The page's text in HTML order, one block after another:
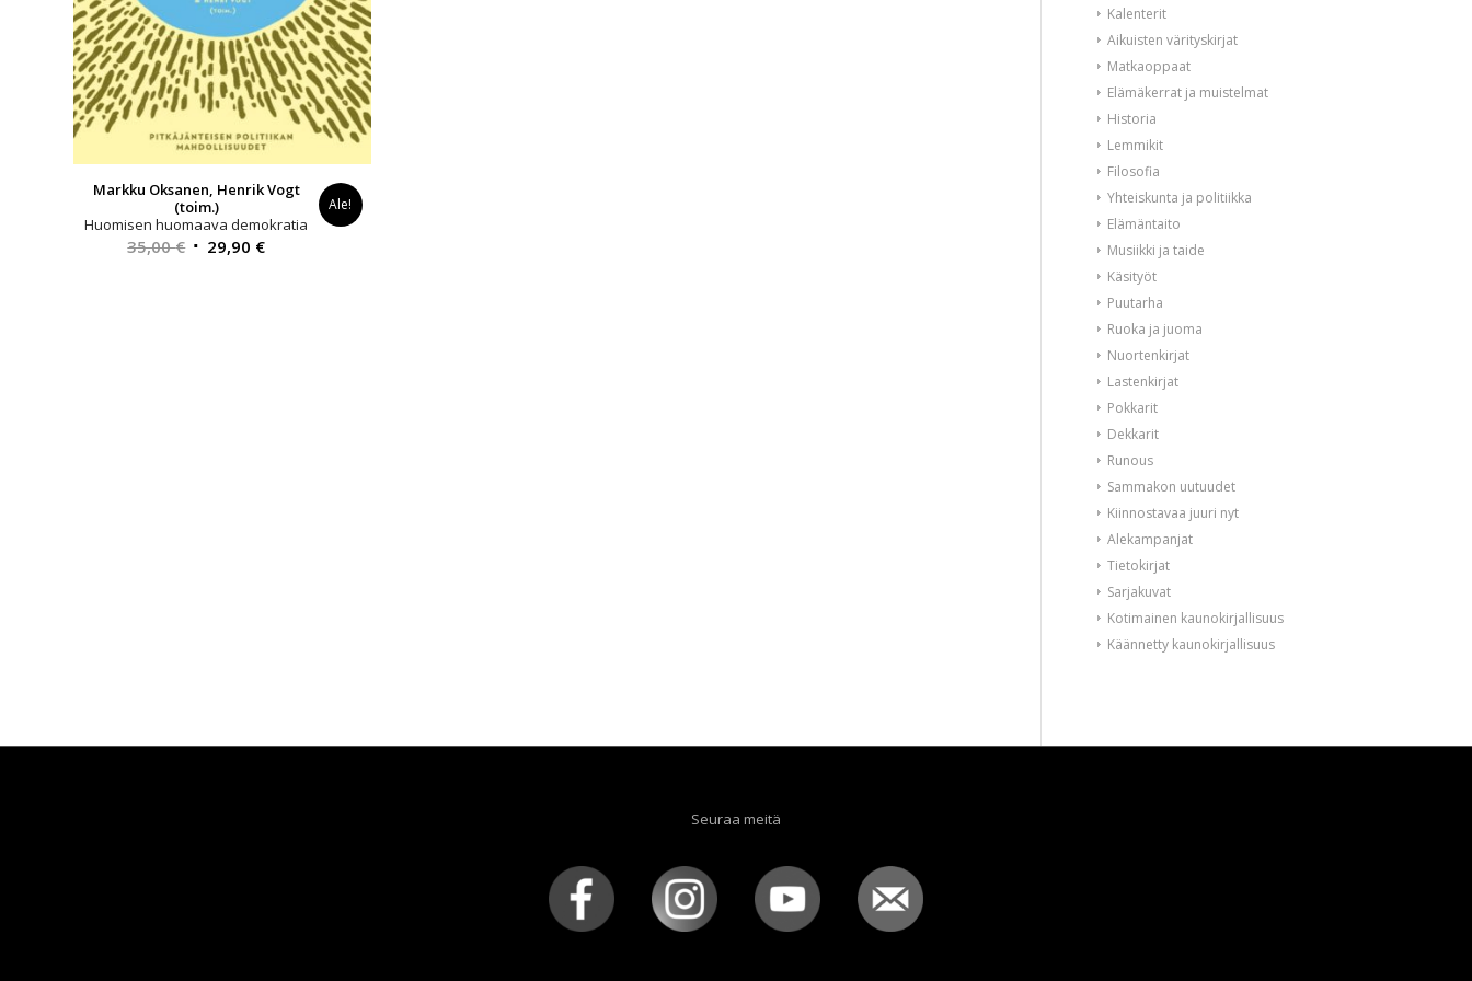
Markku Oksanen, Henrik Vogt
(toim.)
Huomisen huomaava demokratia
35,00€ Alkuperäinen
29,90 €Nykyinen
Ale!
Kalenterit
Aikuisten värityskirjat
Matkaoppaat
Elämäkerrat ja muistelmat
Historia
Lemmikit
Filosofia
Yhteiskunta ja politiikka
Elämäntaito
Musiikki ja taide
Käsityöt
Puutarha
Ruoka ja juoma
Nuortenkirjat
Lastenkirjat
Pokkarit
Dekkarit
Runous
Sammakon uutuudet
Kiinnostavaa juuri nyt
Alekampanjat
Tietokirjat
Sarjakuvat
Kotimainen kaunokirjallisuus
Käännetty kaunokirjallisuus
Seuraa meitä